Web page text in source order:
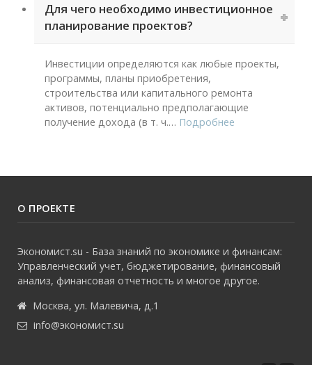
Для чего необходимо инвестиционное
планирование проектов?
Инвестиции определяются как любые проекты,
программы, планы приобретения,
строительства или капитального ремонта
активов, потенциально предполагающие
получение дохода (в т. ч.… Подробнее
О ПРОЕКТЕ
Экономист.su - База знаний по экономике и финансам:
Управленческий учет, бюджетирование, финансовый
анализ, финансовая отчетность и многое другое.
Москва, ул. Малевича, д.1
info@экономист.su